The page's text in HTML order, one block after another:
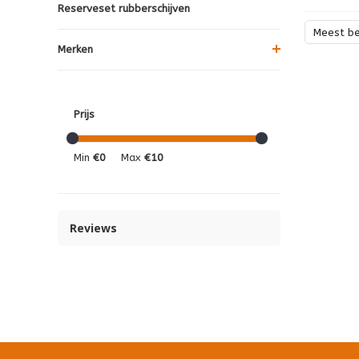
Reserveset rubberschijven
Merken
Prijs
Min €0 Max €10
Reviews
Meest